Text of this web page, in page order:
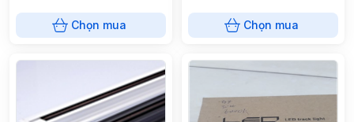
Chọn mua Chọn mua